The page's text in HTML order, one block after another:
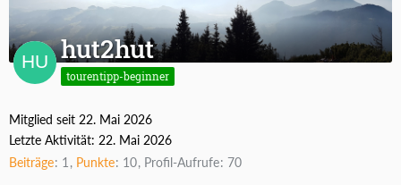
hut2hut
tourentipp-beginner
Mitglied seit 22. Mai 2026
Letzte Aktivität: 22. Mai 2026
Beiträge 1 Punkte 10 Profil-Aufrufe 70